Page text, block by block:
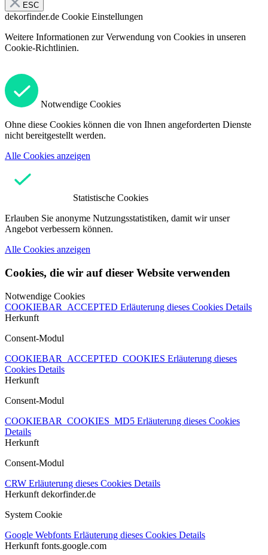
ESC
dekorfinder.de Cookie Einstellungen
Weitere Informationen zur Verwendung von Cookies in unseren
Cookie-Richtlinien.
Notwendige Cookies
Ohne diese Cookies können die von Ihnen angeforderten Dienste
nicht bereitgestellt werden.
Alle Cookies anzeigen
Statistische Cookies
Erlauben Sie anonyme Nutzungsstatistiken, damit wir unser
Angebot verbessern können.
Alle Cookies anzeigen
Cookies, die wir auf dieser Website verwenden
Notwendige Cookies
COOKIEBAR_ACCEPTED Erläuterung dieses Cookies Details
Herkunft
Consent-Modul
COOKIEBAR_ACCEPTED_COOKIES Erläuterung dieses
Cookies Details
Herkunft
Consent-Modul
COOKIEBAR_COOKIES_MD5 Erläuterung dieses Cookies
Details
Herkunft
Consent-Modul
CRW Erläuterung dieses Cookies Details
Herkunft dekorfinder.de
System Cookie
Google Webfonts Erläuterung dieses Cookies Details
Herkunft fonts.google.com